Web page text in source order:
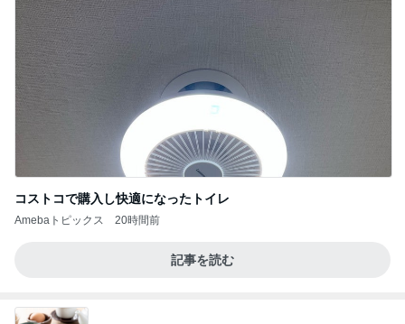
コストコで購入し快適になったトイレ
Amebaトピックス 20時間前
記事を読む